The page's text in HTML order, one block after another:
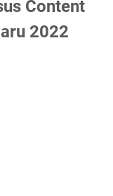
Content
2022